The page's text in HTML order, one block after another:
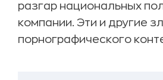
разгар национальных
компании. Эти и другие
порнографического